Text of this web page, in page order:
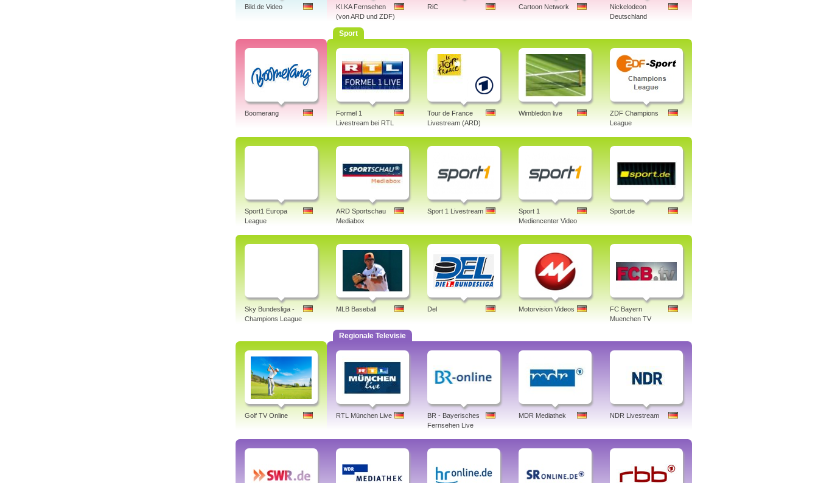
Bild.de Video
KI.KA Fernsehen
(von ARD und ZDF)
RiC Cartoon Network
Nickelodeon
Deutschland
Boomerang
Sport
Formel 1
Livestream bei RTL
Tour de France
Livestream (ARD)
Wimbledon live
ZDF Champions
League
Sport1 Europa
League
ARD Sportschau
Mediabox
Sport 1 Livestream
Sport 1
Mediencenter Video
Sport.de
Sky Bundesliga -
Champions League
MLB Baseball Del Motorvision Videos
FC Bayern
Muenchen TV
Golf TV Online
Regionale Televisie
RTL München Live
BR - Bayerisches
Fernsehen Live
MDR Mediathek NDR Livestream